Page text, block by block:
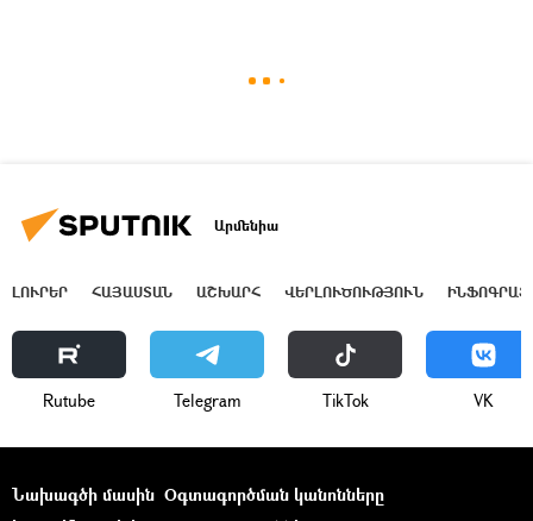
Արմենիա
ԼՈՒՐԵՐ ՀԱՅԱՍՏԱՆ ԱՇԽԱՐՀ ՎԵՐԼՈՒԾՈՒԹՅՈՒՆ
Rutube Telegram ТikТоk VK
Նախագծի մասին Օգտագործման կանոնները